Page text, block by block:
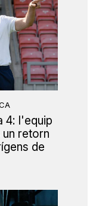
4: l'equip
retorn
de